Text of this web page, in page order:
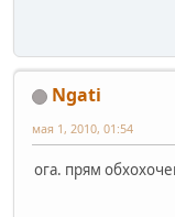
Ngati
мая 1, 2010, 01:54
ога. прям